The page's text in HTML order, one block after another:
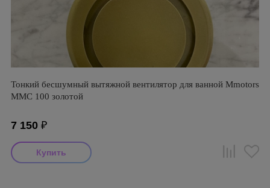
Тонкий бесшумный вытяжной вентилятор для ванной Mmotors
ММC 100 золотой
7 150 ₽